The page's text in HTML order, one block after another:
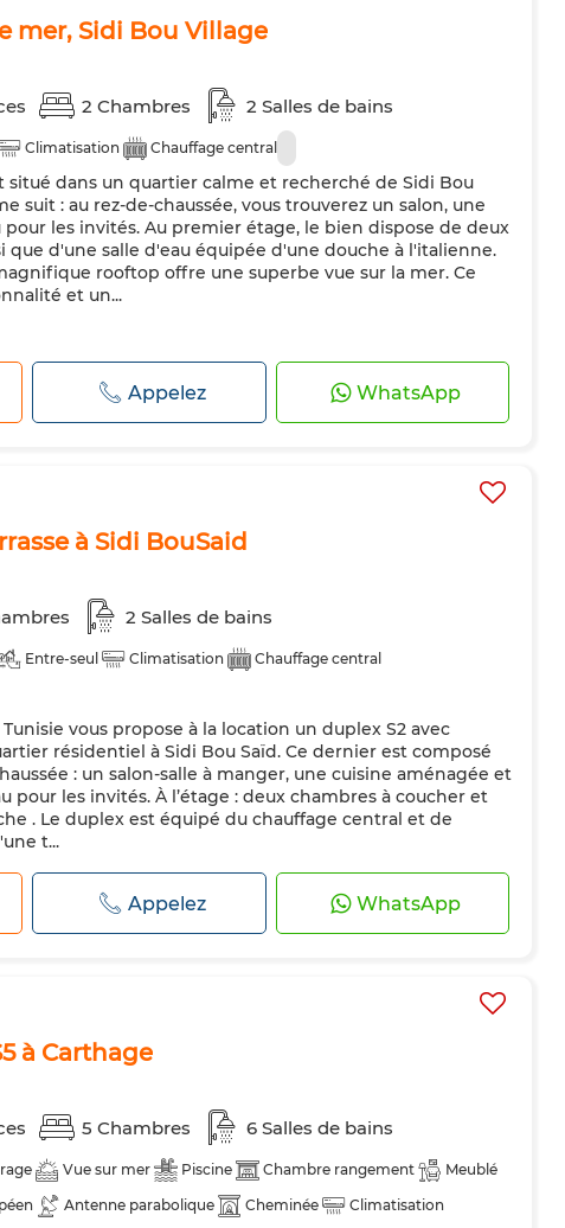
mer, Sidi Bou Village
2 Chambres 2 Salles de bains
Climatisation Chauffage central
dans un quartier calme et recherché de Sidi Bou
suit : au rez-de-chaussée, vous trouverez un salon, une
les invités. Au premier étage, le bien dispose de deux
que d'une salle d'eau équipée d'une douche à l'italienne.
rooftop offre une superbe vue sur la mer. Ce
et un...
Appelez WhatsApp
à Sidi BouSaid
2 Salles de bains
Entre-seul Climatisation
Chauffage central
vous propose à la location un duplex S2 avec
résidentiel à Sidi Bou Saïd. Ce dernier est composé
: un salon-salle à manger, une cuisine aménagée et
pour les invités. À l’étage : deux chambres à coucher et
. Le duplex est équipé du chauffage central et de
t...
Appelez WhatsApp
à Carthage
5 Chambres 6 Salles de bains
Vue sur mer Piscine Chambre rangement
Meublé
Antenne parabolique Cheminée
Climatisation